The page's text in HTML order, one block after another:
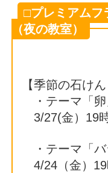
□プレミアムフ
（夜の教室）
【季節の石け
・テーマ「
3/27(金）19
・テーマ「バ
4/24（金）19